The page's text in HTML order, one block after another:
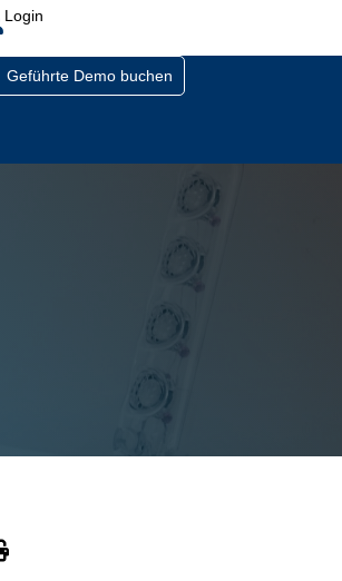
Login
Geführte Demo buchen